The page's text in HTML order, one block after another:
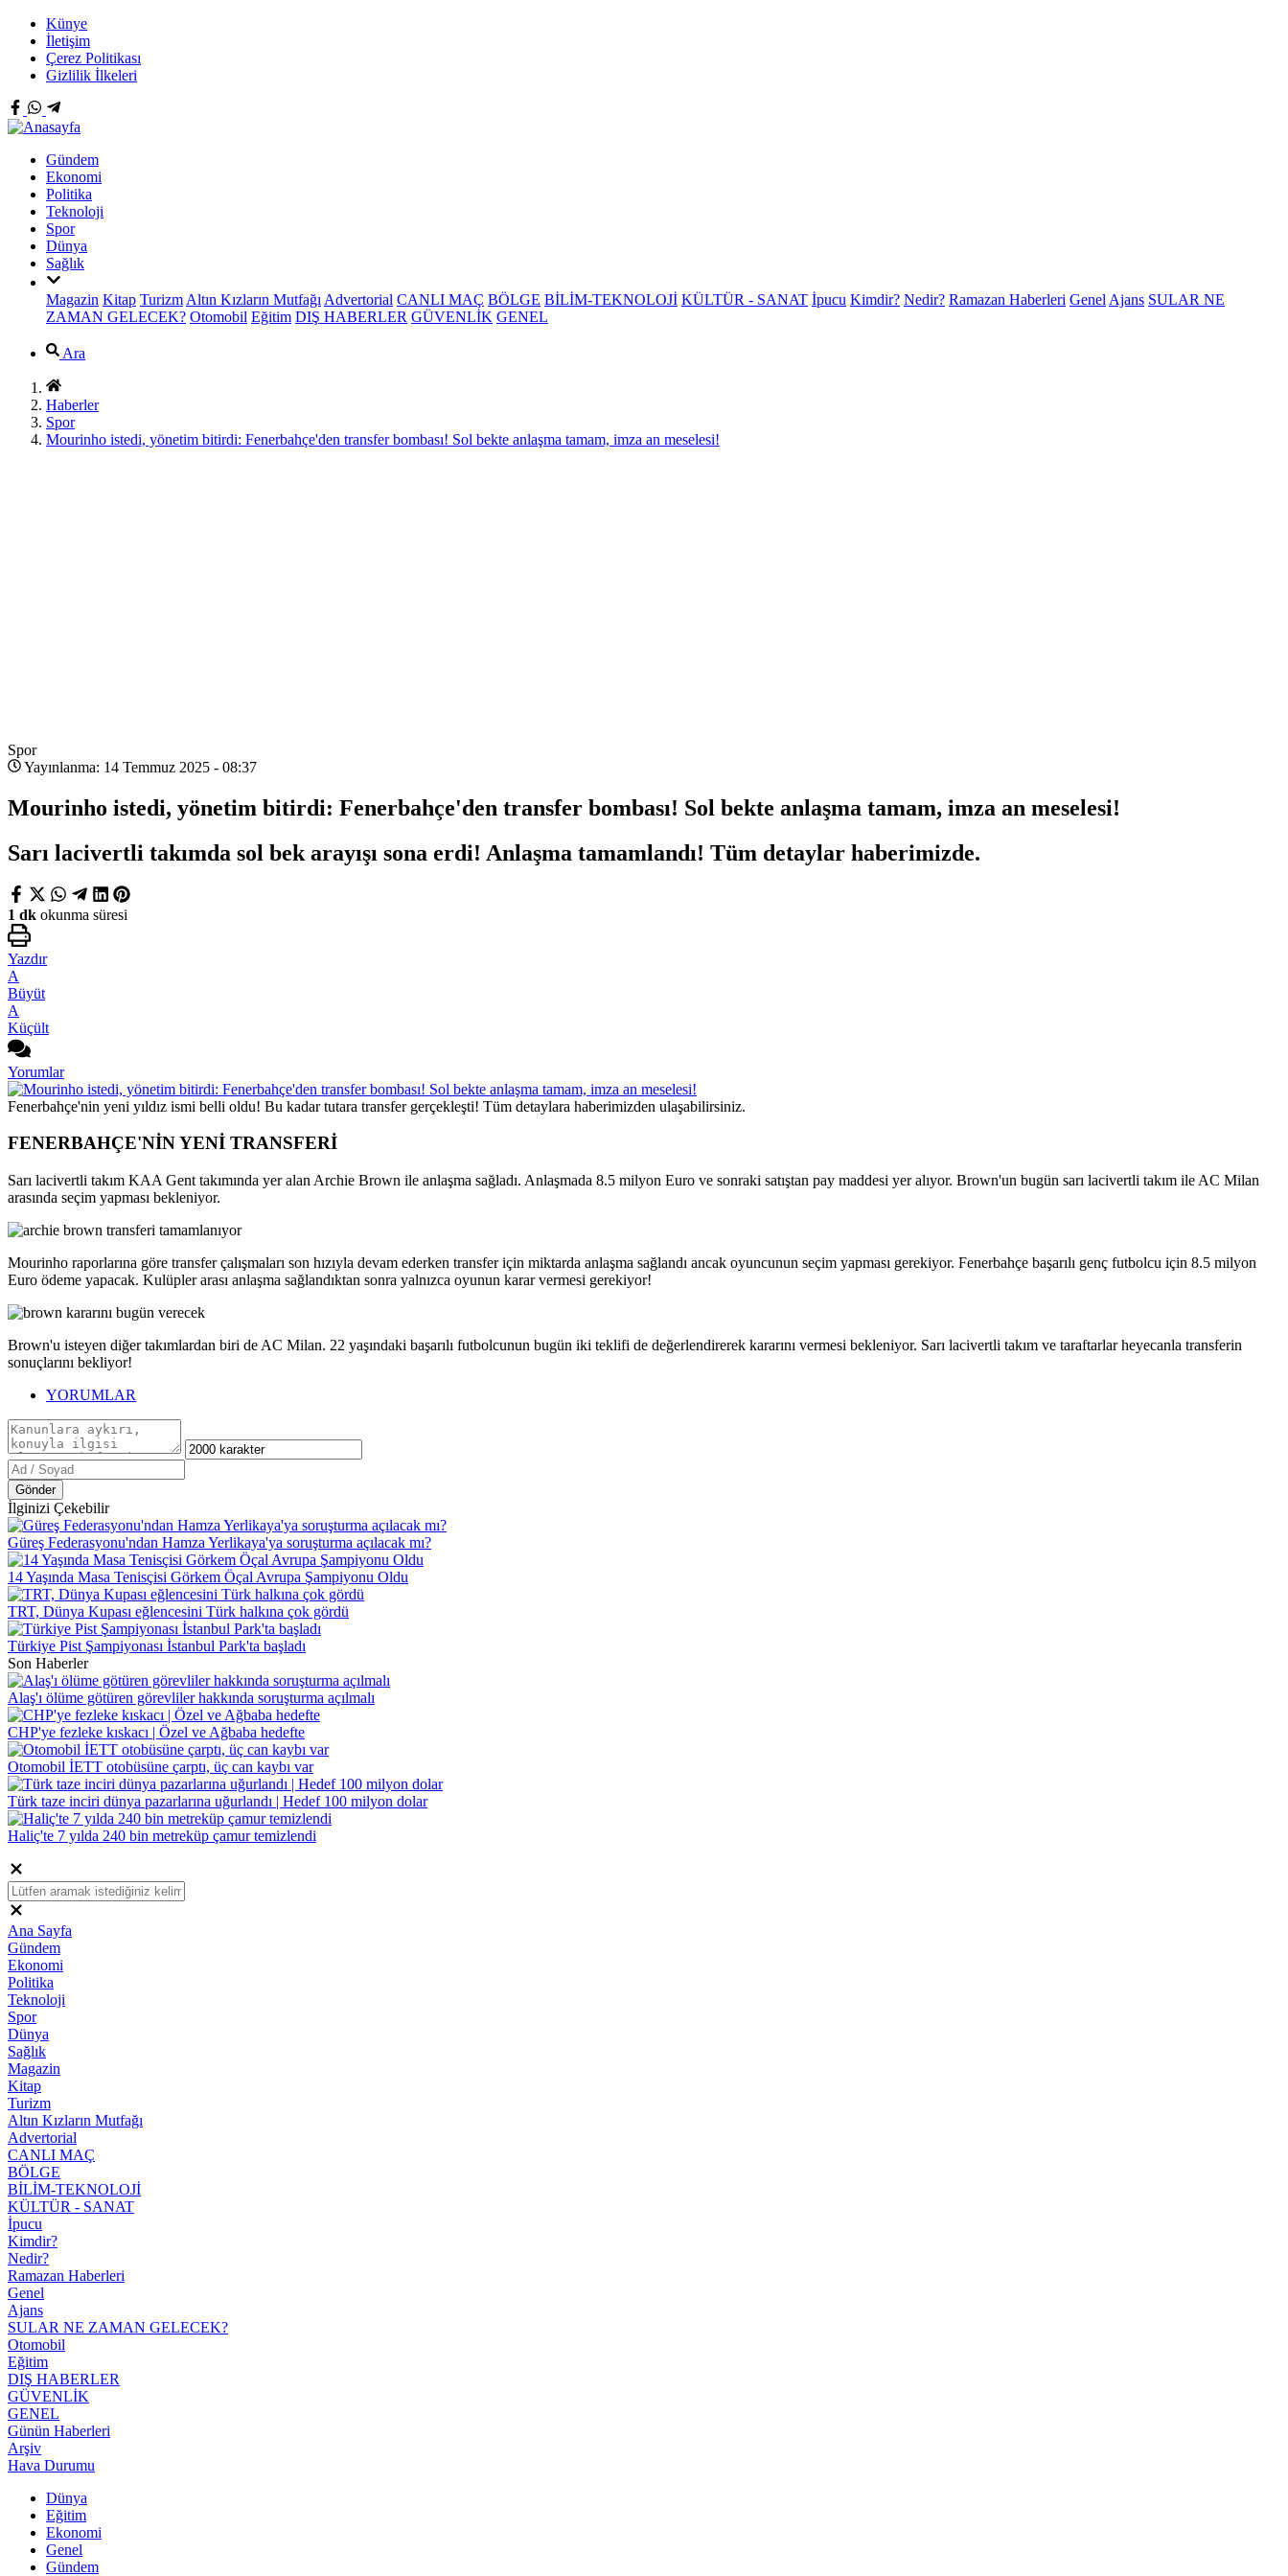
Künye
İletişim
Çerez Politikası
Gizlilik İlkeleri
Gündem
Ekonomi
Politika
Teknoloji
Spor
Dünya
Sağlık
Magazin Kitap Turizm Altın Kızların Mutfağı Advertorial CANLI MAÇ BÖLGE BİLİM-TEKNOLOJİ KÜLTÜR - SANAT İpucu Kimdir? Nedir? Ramazan Haberleri Genel Ajans SULAR NE
ZAMAN GELECEK? Otomobil Eğitim DIŞ HABERLER GÜVENLİK GENEL
Ara
Haberler
Spor
Mourinho istedi, yönetim bitirdi: Fenerbahçe'den transfer bombası! Sol bekte anlaşma tamam, imza an meselesi!
Spor
Yayınlanma: 14 Temmuz 2025 - 08:37
Mourinho istedi, yönetim bitirdi: Fenerbahçe'den transfer bombası! Sol bekte anlaşma tamam, imza an meselesi!
Sarı lacivertli takımda sol bek arayışı sona erdi! Anlaşma tamamlandı! Tüm detaylar haberimizde.
1 dk okunma süresi
Yazdır
A
Büyüt
A
Küçült
Yorumlar
Fenerbahçe'nin yeni yıldız ismi belli oldu! Bu kadar tutara transfer gerçekleşti! Tüm detaylara haberimizden ulaşabilirsiniz.
FENERBAHÇE'NİN YENİ TRANSFERİ
Sarı lacivertli takım KAA Gent takımında yer alan Archie Brown ile anlaşma sağladı. Anlaşmada 8.5 milyon Euro ve sonraki satıştan pay maddesi yer alıyor. Brown'un bugün sarı lacivertli takım ile AC Milan
arasında seçim yapması bekleniyor.
Mourinho raporlarına göre transfer çalışmaları son hızıyla devam ederken transfer için miktarda anlaşma sağlandı ancak oyuncunun seçim yapması gerekiyor. Fenerbahçe başarılı genç futbolcu için 8.5 milyon
Euro ödeme yapacak. Kulüpler arası anlaşma sağlandıktan sonra yalnızca oyunun karar vermesi gerekiyor!
Brown'u isteyen diğer takımlardan biri de AC Milan. 22 yaşındaki başarılı futbolcunun bugün iki teklifi de değerlendirerek kararını vermesi bekleniyor. Sarı lacivertli takım ve taraftarlar heyecanla transferin
sonuçlarını bekliyor!
YORUMLAR
Gönder
İlginizi Çekebilir
Güreş Federasyonu'ndan Hamza Yerlikaya'ya soruşturma açılacak mı?
14 Yaşında Masa Tenisçisi Görkem Öçal Avrupa Şampiyonu Oldu
TRT, Dünya Kupası eğlencesini Türk halkına çok gördü
Türkiye Pist Şampiyonası İstanbul Park'ta başladı
Son Haberler
Alaş'ı ölüme götüren görevliler hakkında soruşturma açılmalı
CHP'ye fezleke kıskacı | Özel ve Ağbaba hedefte
Otomobil İETT otobüsüne çarptı, üç can kaybı var
Türk taze inciri dünya pazarlarına uğurlandı | Hedef 100 milyon dolar
Haliç'te 7 yılda 240 bin metreküp çamur temizlendi
Ana Sayfa
Gündem
Ekonomi
Politika
Teknoloji
Spor
Dünya
Sağlık
Magazin
Kitap
Turizm
Altın Kızların Mutfağı
Advertorial
CANLI MAÇ
BÖLGE
BİLİM-TEKNOLOJİ
KÜLTÜR - SANAT
İpucu
Kimdir?
Nedir?
Ramazan Haberleri
Genel
Ajans
SULAR NE ZAMAN GELECEK?
Otomobil
Eğitim
DIŞ HABERLER
GÜVENLİK
GENEL
Günün Haberleri
Arşiv
Hava Durumu
Dünya
Eğitim
Ekonomi
Genel
Gündem